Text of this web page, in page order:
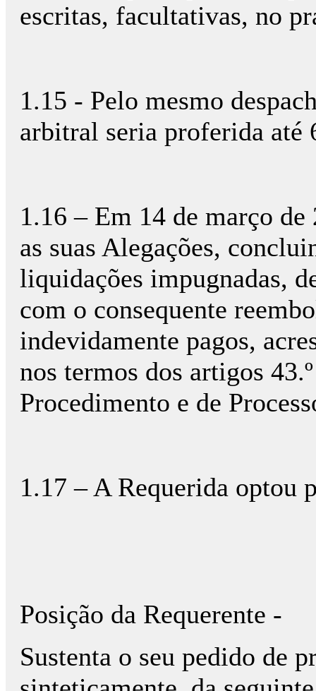
escritas, facultativas, no
1.15 - Pelo mesmo
arbitral seria proferida até
1.16 – Em 14 de março de
as suas Alegações,
liquidações impugnadas,
com o consequente
indevidamente pagos,
nos termos dos artigos
Procedimento e de
1.17 – A Requerida optou
Posição da Requerente -
Sustenta o seu pedido de